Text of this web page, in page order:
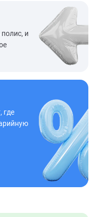
и
где